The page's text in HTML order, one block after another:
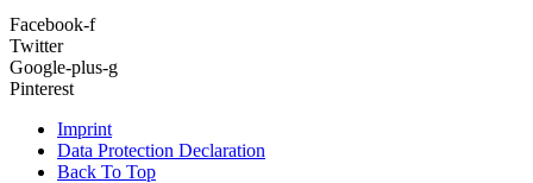
Facebook-f
Twitter
Google-plus-g
Pinterest
Imprint
Data Protection Declaration
Back To Top